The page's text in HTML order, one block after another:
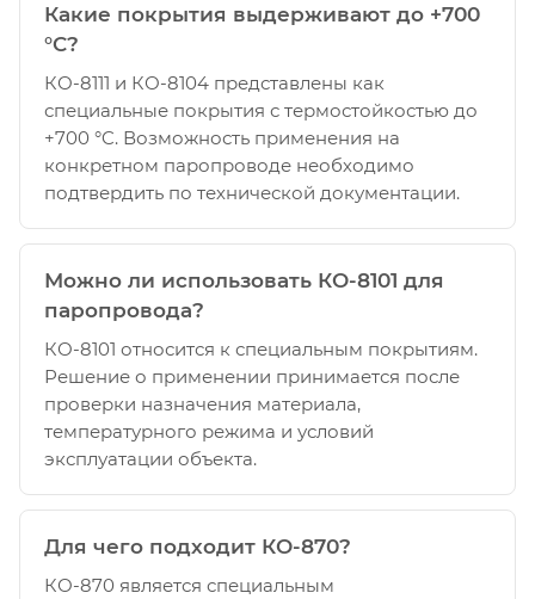
Какие покрытия выдерживают до +700
°C?
КО-8111 и КО-8104 представлены как
специальные покрытия с термостойкостью до
+700 °C. Возможность применения на
конкретном паропроводе необходимо
подтвердить по технической документации.
Можно ли использовать КО-8101 для
паропровода?
КО-8101 относится к специальным покрытиям.
Решение о применении принимается после
проверки назначения материала,
температурного режима и условий
эксплуатации объекта.
Для чего подходит КО-870?
КО-870 является специальным